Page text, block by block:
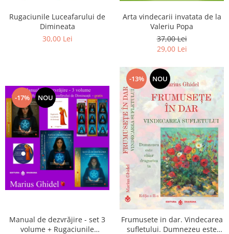
Rugaciunile Luceafarului de
Dimineata
30,00 Lei
Arta vindecarii invatata de la
Valeriu Popa
37,00 Lei
29,00 Lei
-17% NOU
Manual de dezvrăjire - set 3
volume + Rugaciunile
-13% NOU
Frumusete in dar. Vindecarea
sufletului. Dumnezeu este